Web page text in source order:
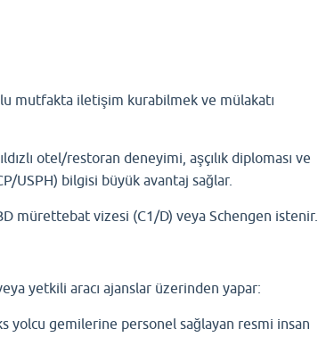
mutfakta iletişim kurabilmek ve mülakatı
otel/restoran deneyimi, aşçılık diploması ve
USPH) bilgisi büyük avantaj sağlar.
mürettebat vizesi (C1/D) veya Schengen istenir.
yetkili aracı ajanslar üzerinden yapar:
yolcu gemilerine personel sağlayan resmi insan